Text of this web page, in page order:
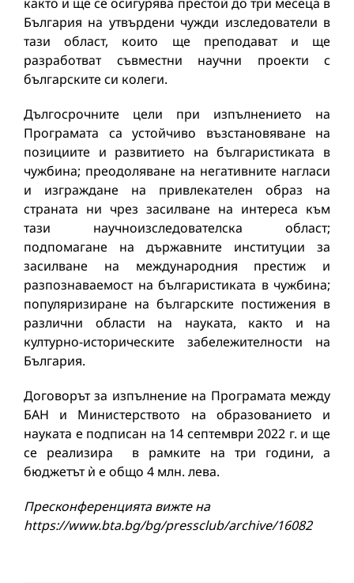
България на утвърдени чужди изследователи в
тази област, които ще преподават и ще
разработват съвместни научни проекти с
българските си колеги.
Дългосрочните цели при изпълнението на
Програмата са устойчиво възстановяване на
позициите и развитието на българистиката в
чужбина; преодоляване на негативните нагласи
и изграждане на привлекателен образ на
страната ни чрез засилване на интереса към
тази научноизследователска област;
подпомагане на държавните институции за
засилване на международния престиж и
разпознаваемост на българистиката в чужбина;
популяризиране на българските постижения в
различни области на науката, както и на
културно-историческите забележителности на
България.
Договорът за изпълнение на Програмата между
БАН и Министерството на образованието и
науката е подписан на 14 септември 2022 г. и ще
се реализира в рамките на три години, а
бюджетът ѝ е общо 4 млн. лева.
Пресконференцията вижте на
https://www.bta.bg/bg/pressclub/archive/16082